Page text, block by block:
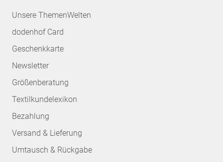
Unsere ThemenWelten
dodenhof Card
Geschenkkarte
Newsletter
Größenberatung
Textilkundelexikon
Bezahlung
Versand & Lieferung
Umtausch & Rückgabe